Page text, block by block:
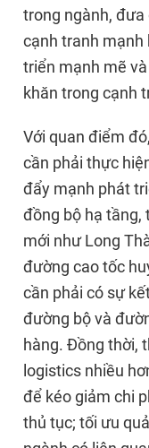
trong ngành,
cạnh tranh mạnh
triển mạnh mẽ
khăn trong cạnh
Với quan điểm
cần phải thực
đẩy mạnh phát
đồng bộ hạ tầng,
mới như Long
đường cao tốc
cần phải có sự
đường bộ và
hàng. Đồng thời,
logistics nhiều
để kéo giảm chi
thủ tục; tối ưu